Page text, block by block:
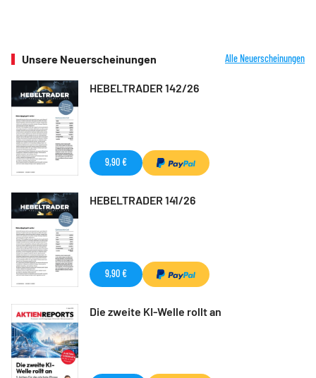
Unsere Neuerscheinungen Alle Neuerscheinungen
HEBELTRADER 142/26
9,90 €
HEBELTRADER 141/26
9,90 €
Die zweite KI-Welle rollt an